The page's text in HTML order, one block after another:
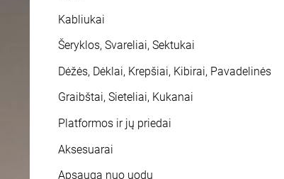
Kabliukai
Šeryklos, Svareliai, Sektukai
Dėžės, Dėklai, Krepšiai, Kibirai, Pavadelinės
Graibštai, Sieteliai, Kukanai
Platformos ir jų priedai
Aksesuarai
Apsauga nuo uodų